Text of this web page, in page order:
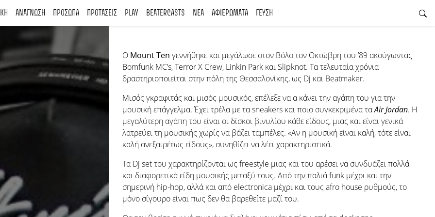
ΑΝΑΓΝΩΣΗ ΠΡΟΣΩΠΑ ΠΡΟΤΑΣΕΙΣ PLAY BEATERCASTS ΝΕΑ ΑΦΙΕΡΩΜΑΤΑ ΓΕΥΣΗ
Ο Mount Ten γεννήθηκε και μεγάλωσε στον Βόλο τον Οκτώβρη του ’89 ακούγωντας
Bomfunk MC’s, Terror X Crew, Linkin Park και Slipknot. Τα τελευταία χρόνια
δραστηριοποιείται στην πόλη της Θεσσαλονίκης, ως Dj και Beatmaker.
Μισός γκραφιτάς και μισός μουσικός, επέλεξε να α κάνει την αγάπη του για την
μουσική επάγγελμα. Έχει τρέλα με τα sneakers και ποιο συγκεκριμένα ταAir Jordan. Η
μεγαλύτερη αγάπη του είναι οι δίσκοι βινυλίου κάθε είδους, μιας και είναι γενικά
λατρεύει τη μουσικής χωρίς να βάζει ταμπέλες. «Αν η μουσική είναι καλή, τότε είναι
καλή ανεξαιρέτως είδους», συνηθίζει να λέει χαρακτηριστικά.
Τα Dj set του χαρακτηρίζονται ως freestyle μιας και του αρέσει να συνδυάζει πολλά
και διαφορετικά είδη μουσικής μεταξύ τους. Από την παλιά funk μέχρι και την
σημερινή hip-hop, αλλά και από electronica μέχρι και τους afro house ρυθμούς, το
μόνο σίγουρο είναι πως δεν θα βαρεθείτε μαζί του.